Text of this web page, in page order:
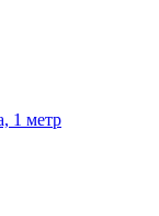
1 метр